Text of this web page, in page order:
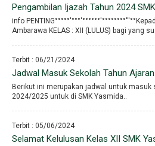
Pengambilan Ijazah Tahun 2024
info
Ambarawa KELAS : XII (LULUS) bagi yang
Terbit : 06/21/2024
Jadwal Masuk Sekolah Tahun
Berikut ini merupakan jadwal untuk masuk
2024/2025 untuk di SMK Yasmida..
Terbit : 05/06/2024
Selamat Kelulusan Kelas XII SMK